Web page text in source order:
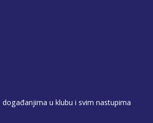
događanjima u klubu i svim nastupima